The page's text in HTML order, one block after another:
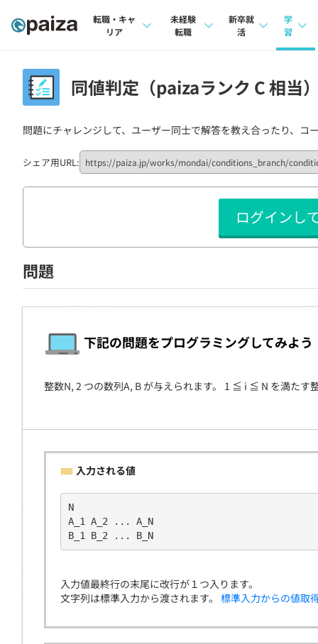
転職・キャ
リア
インタビュー
転職成功ガイド
転職エージェント
未経験
転職
転職成功ガイド
新卒就
活
本選考
新卒エージェント
イベント・セミナー
インタビュー
就活成功ガイド
学
習
問題集
4択
ナレ
リフ
プラン
個人
学校
契約
同値判定（paizaランク C 相当
問題にチャレンジして、ユーザー同士で解答を教え合ったり、コ
シェア用URL:
ログインし
問題
下記の問題をプログラミングしてみよう
整数N, 2 つの数列A, B が与えられます。 1 ≦ i ≦ N を満たす
入力される値
N
A_1 A_2 ... A_N
B_1 B_2 ... B_N
入力値最終行の末尾に改行が１つ入ります。
文字列は標準入力から渡されます。 標準入力からの値取